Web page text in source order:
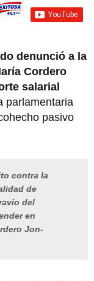
denunció a la
Cordero
salarial
parlamentaria
pasivo
contra la
de
del
en
Jon-